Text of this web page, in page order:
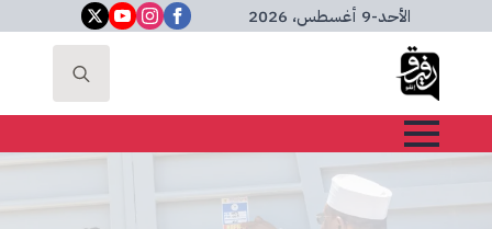
الأحد-9 أغسطس، 2026
Search